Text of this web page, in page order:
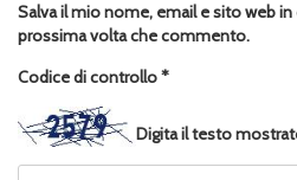
Salva il mio nome, email e sito web
prossima volta che commento.
Codice di controllo*
Digita il testo